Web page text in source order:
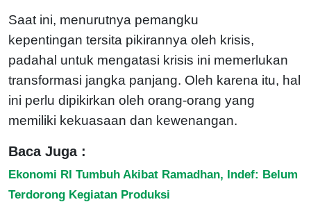
Saat ini, menurutnya pemangku
kepentingan tersita pikirannya oleh krisis,
padahal untuk mengatasi krisis ini memerlukan
transformasi jangka panjang. Oleh karena itu, hal
ini perlu dipikirkan oleh orang-orang yang
memiliki kekuasaan dan kewenangan.
Baca Juga :
Ekonomi RI Tumbuh Akibat Ramadhan, Indef: Belum
Terdorong Kegiatan Produksi